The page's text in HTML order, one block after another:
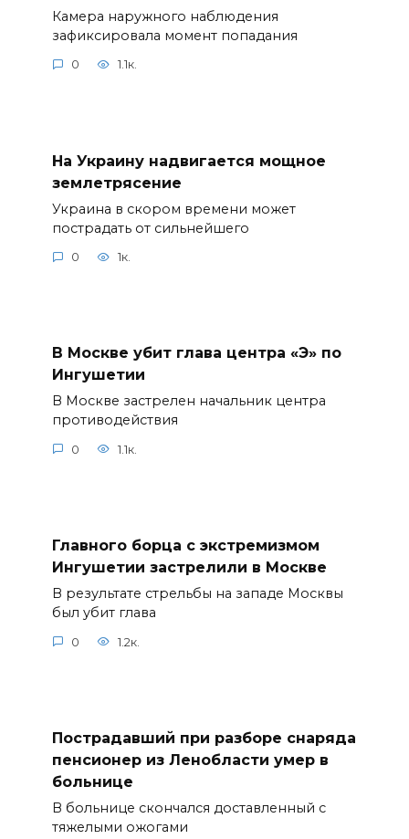
Камера наружного наблюдения
зафиксировала момент попадания
0 1.1к.
На Украину надвигается мощное
землетрясение
Украина в скором времени может
пострадать от сильнейшего
0 1к.
В Москве убит глава центра «Э» по
Ингушетии
В Москве застрелен начальник центра
противодействия
0 1.1к.
Главного борца с экстремизмом
Ингушетии застрелили в Москве
В результате стрельбы на западе Москвы
был убит глава
0 1.2к.
Пострадавший при разборе снаряда
пенсионер из Ленобласти умер в
больнице
В больнице скончался доставленный с
тяжелыми ожогами